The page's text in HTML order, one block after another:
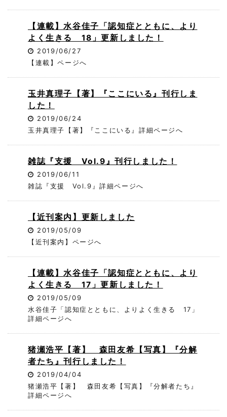
【連載】水谷佳子「認知症とともに、より
よく生きる 18」更新しました！
2019/06/27
【連載】ページへ
玉井真理子【著】『ここにいる』刊行しま
した！
2019/06/24
玉井真理子【著】『ここにいる』詳細ページへ
雑誌『支援 Vol.9』刊行しました！
2019/06/11
雑誌『支援 Vol.9』詳細ページへ
【近刊案内】更新しました
2019/05/09
【近刊案内】ページへ
【連載】水谷佳子「認知症とともに、より
よく生きる 17」更新しました！
2019/05/09
水谷佳子「認知症とともに、よりよく生きる 17」
詳細ページへ
猪瀬浩平【著】 森田友希【写真】『分解
者たち』刊行しました！
2019/04/04
猪瀬浩平【著】 森田友希【写真】『分解者たち』
詳細ページへ